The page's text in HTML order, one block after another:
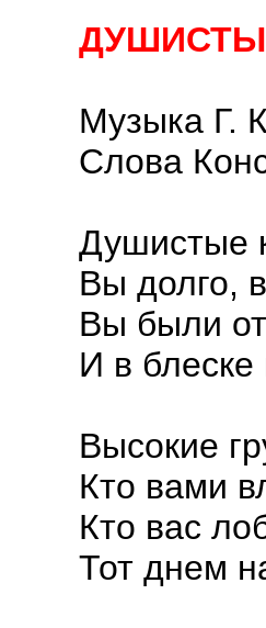
Музыка Г.
Слова
Душистые
Вы долго,
Вы были
И в блеске
Высокие
Кто вами
Кто вас
Тот днем